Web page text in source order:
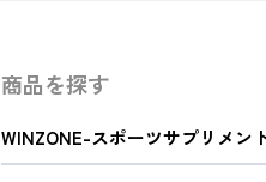
商品を探す
WINZONE-スポーツサプリメン